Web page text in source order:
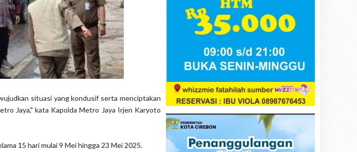
situasi yang kondusif serta menciptakan
Jaya," kata Kapolda Metro Jaya Irjen Karyoto
15 hari mulai 9 Mei hingga 23 Mei 2025.